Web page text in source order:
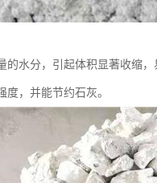
的水分，引起体积显著收缩
，并能节约石灰。